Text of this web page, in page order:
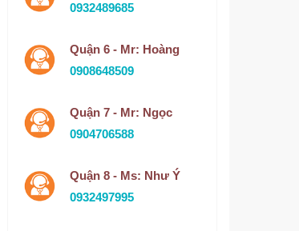
0932489685
Quận 6 - Mr: Hoàng
0908648509
Quận 7 - Mr: Ngọc
0904706588
Quận 8 - Ms: Như Ý
0932497995